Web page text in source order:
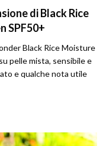
di Black Rice
SPF50+
Black Rice Moisture
pelle mista, sensibile e
e qualche nota utile